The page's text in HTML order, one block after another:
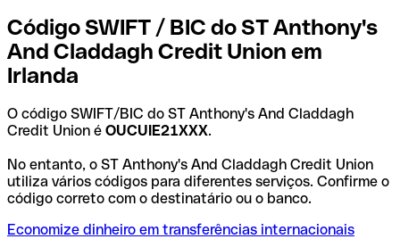
Código SWIFT / BIC do ST Anthony's
And Claddagh Credit Union em
Irlanda
O código SWIFT/BIC do ST Anthony's And Claddagh
Credit Union é OUCUIE21XXX.
No entanto, o ST Anthony's And Claddagh Credit Union
utiliza vários códigos para diferentes serviços. Confirme o
código correto com o destinatário ou o banco.
Economize dinheiro em transferências internacionais